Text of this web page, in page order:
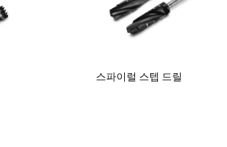
스파이럴 스텝 드릴